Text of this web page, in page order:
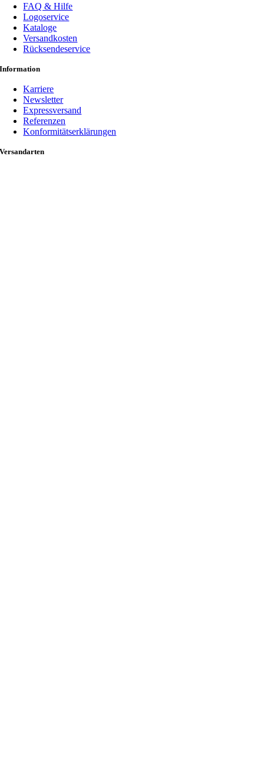
FAQ & Hilfe
Logoservice
Kataloge
Versandkosten
Rücksendeservice
Information
Karriere
Newsletter
Expressversand
Referenzen
Konformitätserklärungen
Versandarten